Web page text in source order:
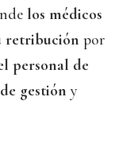
los médicos
retribución por
personal de
gestión y